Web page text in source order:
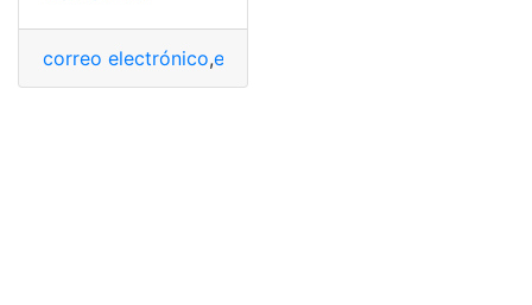
correo electrónico,empleo en Pronaca